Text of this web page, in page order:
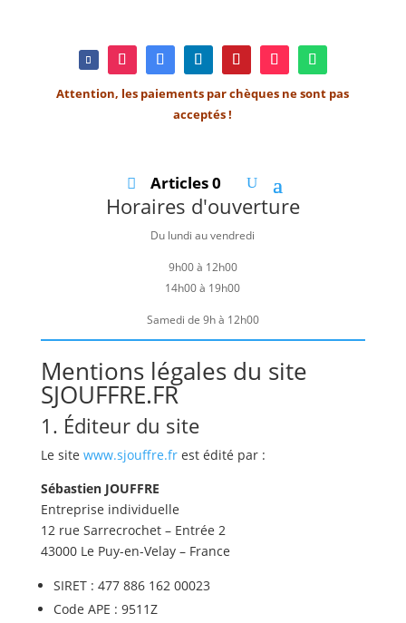
Attention, les paiements par chèques ne sont pas
acceptés !
Articles 0
Horaires d'ouverture
Du lundi au vendredi
9h00 à 12h00
14h00 à 19h00
Samedi de 9h à 12h00
Mentions légales du site
SJOUFFRE.FR
1. Éditeur du site
Le site www.sjouffre.frest édité par :
Sébastien JOUFFRE
Entreprise individuelle
12 rue Sarrecrochet – Entrée 2
43000 Le Puy-en-Velay – France
SIRET : 477 886 162 00023
Code APE : 9511Z